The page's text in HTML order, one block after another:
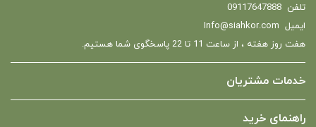
تلفن 09117647888
ایمیل Info@siahkor.com
هفت روز هفته ، از ساعت 11 تا 22 پاسخگوی شما هستیم.
خدمات مشتریان
راهنمای خرید